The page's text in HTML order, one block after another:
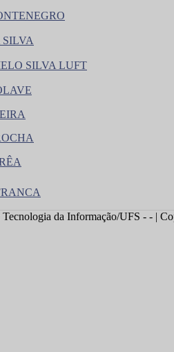
SILVA LUFT
da Informação/UFS - - |